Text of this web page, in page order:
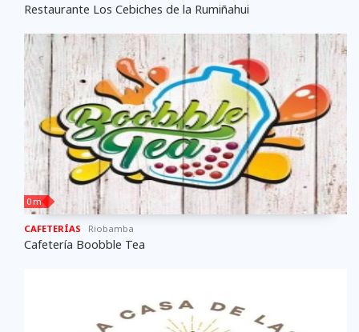
Restaurante Los Cebiches de la Rumiñahui
0 m
CAFETERÍAS Riobamba
Cafetería Boobble Tea